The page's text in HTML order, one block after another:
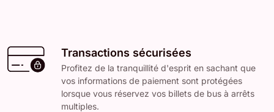
Transactions sécurisées
Profitez de la tranquillité d'esprit en sachant que
vos informations de paiement sont protégées
lorsque vous réservez vos billets de bus à arrêts
multiples.